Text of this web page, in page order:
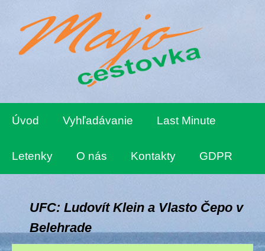
Úvod Vyhľadávanie Last Minute
Letenky O nás Kontakty GDPR
UFC: Ludovít Klein a Vlasto Čepo v
Belehrade